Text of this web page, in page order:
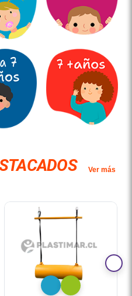
Ver más